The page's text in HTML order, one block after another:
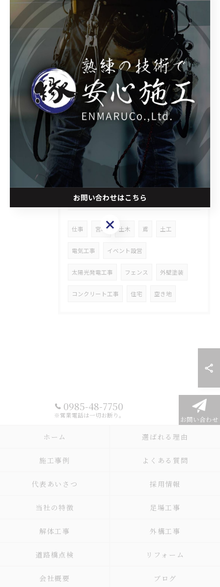
外構工事
道路橋点検
リフォーム
最近の投稿 Recent Posts
2025/09/03
信頼される土木仕事とは？株式会社 縁丸がお客様に選ばれる理由
タグ Tags
仕事 宮崎 土木 鳶 土工
電気工事 イベント設営
太陽光発電工事 フェンス 外壁塗装
コンクリート工事 住宅 空き地
0985-48-7750
※営業電話は一切お断り。 お問い合わせ
ホーム 選ばれる理由
施工事例 よくある質問
代表あいさつ 採用情報
当社の特徴 足場工事
解体工事 外構工事
道路橋点検 リフォーム
会社概要 ブログ
お問い合わせはこちら
お問い合わせはこちら